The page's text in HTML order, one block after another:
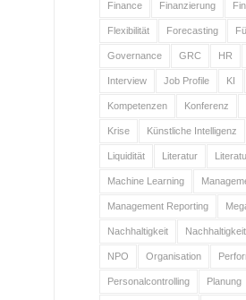
Finance Finanzierung
Flexibilität Forecasting
Governance GRC HR
Interview Job Profile KI
Kompetenzen Konferenz
Krise Künstliche Intelligenz
Liquidität Literatur
Machine Learning
Management Reporting
Nachhaltigkeit
NPO Organisation
Personalcontrolling Planung